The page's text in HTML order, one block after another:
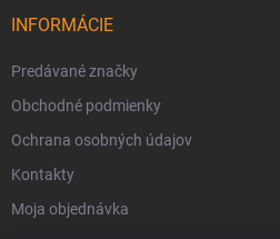
INFORMÁCIE
Predávané značky
Obchodné podmienky
Ochrana osobných údajov
Kontakty
Moja objednávka